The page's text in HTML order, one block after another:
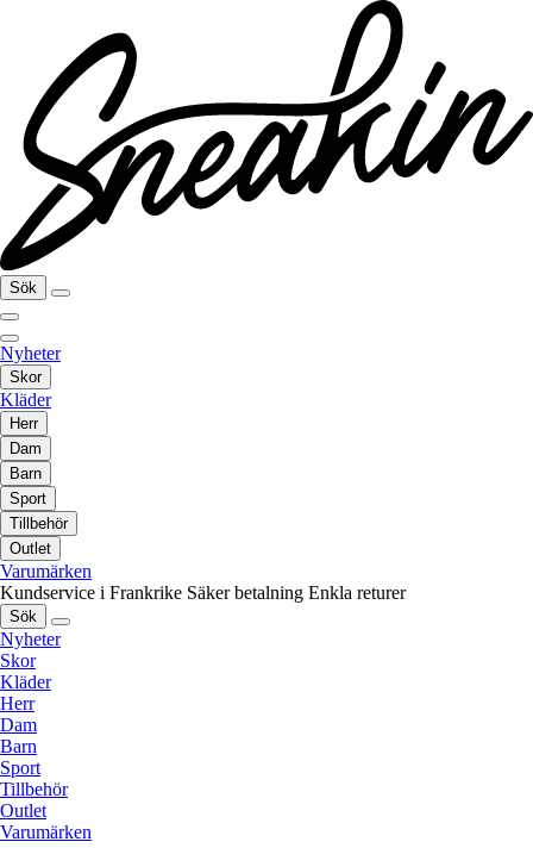
Sök
Nyheter
Skor
Kläder
Herr
Dam
Barn
Sport
Tillbehör
Outlet
Varumärken
Kundservice i Frankrike Säker betalning Enkla returer
Sök
Nyheter
Skor
Kläder
Herr
Dam
Barn
Sport
Tillbehör
Outlet
Varumärken